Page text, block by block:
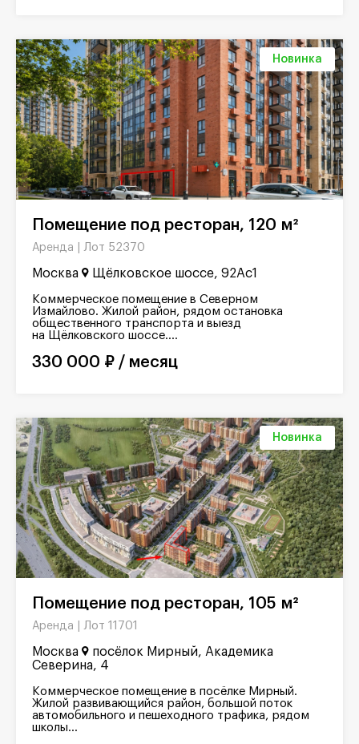
Новинка
Помещение под ресторан, 120 м²
Аренда | Лот 52370
Москва Щёлковское шоссе, 92Ас1
Коммерческое помещение в Северном
Измайлово. Жилой район, рядом остановка
общественного транспорта и выезд
на Щёлковского шоссе....
330 000 ₽ / месяц
Новинка
Помещение под ресторан, 105 м²
Аренда | Лот 11701
Москва
посёлок Мирный, Академика
Северина, 4
Коммерческое помещение в посёлке Мирный.
Жилой развивающийся район, большой поток
автомобильного и пешеходного трафика, рядом
школы...